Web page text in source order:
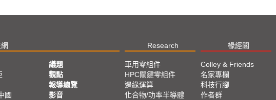
Research 椽經閣
國
議題
觀點
報導總覽
影音
車用零組件
HPC關鍵零組件
邊緣運算
化合物/功率半導體
Colley & Friends
名家專欄
科技行腳
作者群